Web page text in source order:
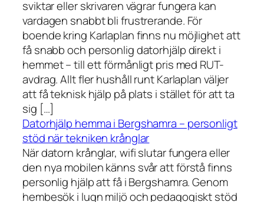
sviktar eller skrivaren vägrar fungera kan
vardagen snabbt bli frustrerande. För
boende kring Karlaplan finns nu möjlighet att
få snabb och personlig datorhjälp direkt i
hemmet – till ett förmånligt pris med RUT-
avdrag. Allt fler hushåll runt Karlaplan väljer
att få teknisk hjälp på plats i stället för att ta
sig […]
Datorhjälp hemma i Bergshamra – personligt
stöd när tekniken krånglar
När datorn krånglar, wifi slutar fungera eller
den nya mobilen känns svår att förstå finns
personlig hjälp att få i Bergshamra. Genom
hembesök i lugn miljö och pedagogiskt stöd